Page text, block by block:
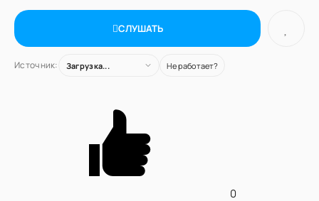
СЛУШАТЬ
Источник: Загрузка... Не работает?
0